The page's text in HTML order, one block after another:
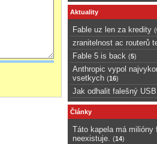
Aktuality
Fable uz len za kredity (
zranitelnost ac routerů
Fable 5 is back (5)
Anthropic vypol
vsetkych (16)
Jak odhalit falešný
Články
Táto kapela má
neexistuje.
(14)